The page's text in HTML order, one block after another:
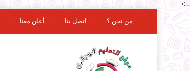
-->
من نحن ؟ اتصل بنا أعلن معنا